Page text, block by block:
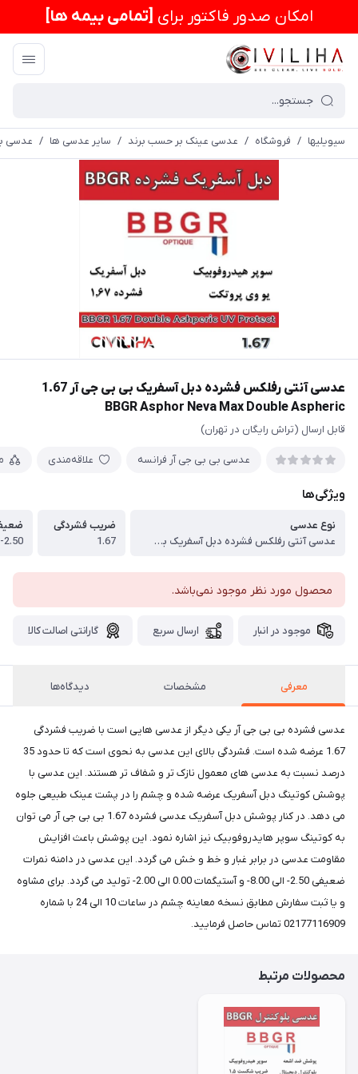
امكان صدور فاکتور برای [تمامی بیمه ها]
سیویلیها / فروشگاه / عدسی عینک بر حسب برند / سایر عدسی ها / عدسی
عدسی آنتی رفلکس فشرده دبل آسفریک بی بی جی آر 1.67
BBGR Asphor Neva Max Double Aspheric
قابل ارسال (تراش رایگان در تهران)
عدسی بی بی جی آر فرانسه علاقه‌مندی
ویژگی‌ها
نوع عدسی
عدسی آنتی رفلکس فشرده دبل آسفریک بی بی جی آر 1.67 BBGR Asphor Neva Max Double Aspheric
ضریب فشردگی
1.67
2.50- الی 8.00-
محصول مورد نظر موجود نمی‌باشد.
موجود در انبار ارسال سریع گارانتی اصالت کالا
معرفی مشخصات دیدگاه‌ها
عدسی فشرده بی بی جی آر یکی دیگر از عدسی هایی است با ضریب فشردگی
1.67 عرضه شده است. فشردگی بالای این عدسی به نحوی است که تا حدود 35
درصد نسبت به عدسی های معمول نازک تر و شفاف تر هستند. این عدسی با
پوشش کوتینگ دبل آسفریک عرضه شده و چشم را در پشت عینک طبیعی جلوه
می دهد. در کنار پوشش دبل آسفریک عدسی فشرده 1.67 بی بی جی آر می توان
به کوتینگ سوپر هایدروفوبیک نیز اشاره نمود. این پوشش باعث افزایش
مقاومت عدسی در برابر غبار و خط و خش می گردد. این عدسی در دامنه نمرات
ضعیفی 2.50- الی 8.00- و آستیگمات 0.00 الی 2.00- تولید می گردد. برای مشاوه
و یا ثبت سفارش مطابق نسخه معاینه چشم در ساعات 10 الی 24 با شماره
02177116909 تماس حاصل فرمایید.
محصولات مرتبط